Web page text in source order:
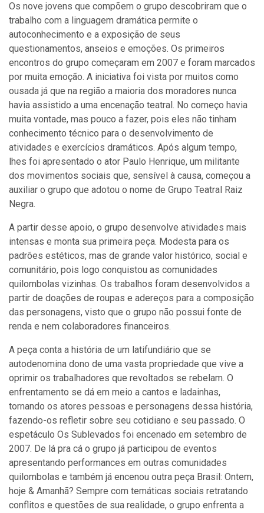
Os nove jovens que compõem o grupo descobriram que o
trabalho com a linguagem dramática permite o
autoconhecimento e a exposição de seus
questionamentos, anseios e emoções. Os primeiros
encontros do grupo começaram em 2007 e foram marcados
por muita emoção. A iniciativa foi vista por muitos como
ousada já que na região a maioria dos moradores nunca
havia assistido a uma encenação teatral. No começo havia
muita vontade, mas pouco a fazer, pois eles não tinham
conhecimento técnico para o desenvolvimento de
atividades e exercícios dramáticos. Após algum tempo,
lhes foi apresentado o ator Paulo Henrique, um militante
dos movimentos sociais que, sensível à causa, começou a
auxiliar o grupo que adotou o nome de Grupo Teatral Raiz
Negra.
A partir desse apoio, o grupo desenvolve atividades mais
intensas e monta sua primeira peça. Modesta para os
padrões estéticos, mas de grande valor histórico, social e
comunitário, pois logo conquistou as comunidades
quilombolas vizinhas. Os trabalhos foram desenvolvidos a
partir de doações de roupas e adereços para a composição
das personagens, visto que o grupo não possui fonte de
renda e nem colaboradores financeiros.
A peça conta a história de um latifundiário que se
autodenomina dono de uma vasta propriedade que vive a
oprimir os trabalhadores que revoltados se rebelam. O
enfrentamento se dá em meio a cantos e ladainhas,
tornando os atores pessoas e personagens dessa história,
fazendo-os refletir sobre seu cotidiano e seu passado. O
espetáculo Os Sublevados foi encenado em setembro de
2007. De lá pra cá o grupo já participou de eventos
apresentando performances em outras comunidades
quilombolas e também já encenou outra peça Brasil: Ontem,
hoje & Amanhã? Sempre com temáticas sociais retratando
conflitos e questões de sua realidade, o grupo enfrenta a